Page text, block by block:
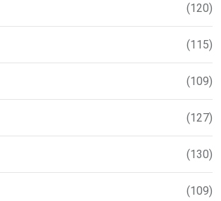
(120)
(115)
(109)
(127)
(130)
(109)